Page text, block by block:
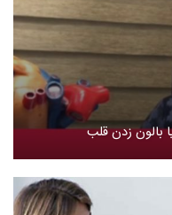
بالون زدن قلب